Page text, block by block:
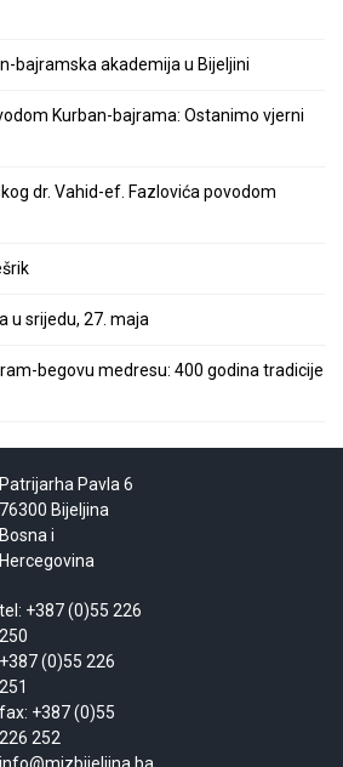
bajramska akademija u Bijeljini
Kurban-bajrama: Ostanimo vjerni
dr. Vahid-ef. Fazlovića povodom
u srijedu, 27. maja
begovu medresu: 400 godina tradicije
Patrijarha Pavla 6
76300 Bijeljina
Bosna i
Hercegovina
tel: +387 (0)55 226
250
+387 (0)55 226
251
fax: +387 (0)55
226 252